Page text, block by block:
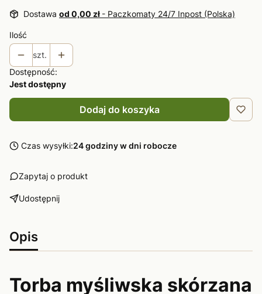
Dostawa od 0,00 zł - Paczkomaty 24/7 Inpost (Polska)
Ilość
szt.
Dostępność:
Jest dostępny
Dodaj do koszyka
Czas wysyłki:24 godziny w dni robocze
Zapytaj o produkt
Udostępnij
Opis
Torba myśliwska skórzana